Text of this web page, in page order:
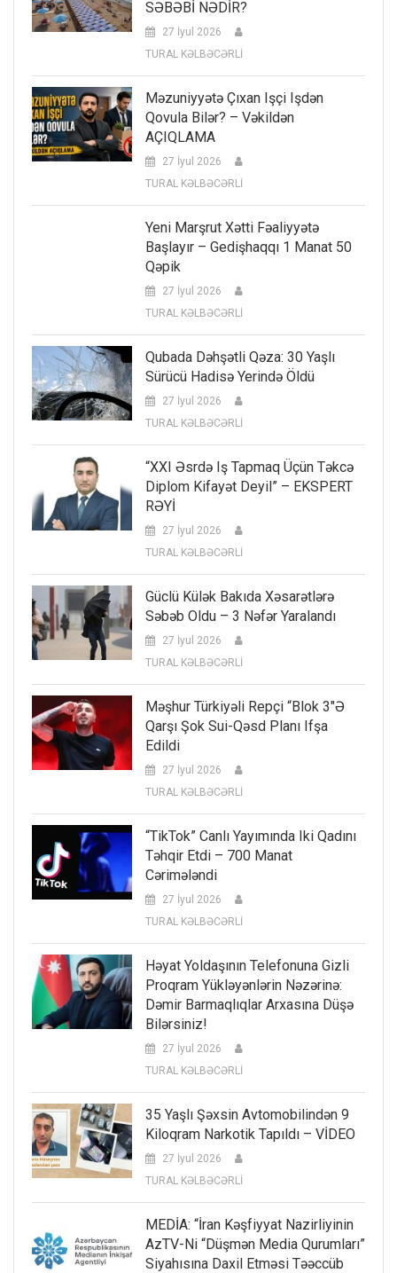
SƏBƏBİ NƏDİR?
27 İyul 2026
TURAL KƏLBƏCƏRLİ
Məzuniyyətə Çıxan Işçi Işdən
Qovula Bilər? – Vəkildən
AÇIQLAMA
27 İyul 2026
TURAL KƏLBƏCƏRLİ
Yeni Marşrut Xətti Fəaliyyətə
Başlayır – Gedişhaqqı 1 Manat 50
Qəpik
27 İyul 2026
TURAL KƏLBƏCƏRLİ
Qubada Dəhşətli Qəza: 30 Yaşlı
Sürücü Hadisə Yerində Öldü
27 İyul 2026
TURAL KƏLBƏCƏRLİ
“XXI Əsrdə Iş Tapmaq Üçün Təkcə
Diplom Kifayət Deyil” – EKSPERT
RƏYİ
27 İyul 2026
TURAL KƏLBƏCƏRLİ
Güclü Külək Bakıda Xəsarətlərə
Səbəb Oldu – 3 Nəfər Yaralandı
27 İyul 2026
TURAL KƏLBƏCƏRLİ
Məşhur Türkiyəli Repçi “Blok 3″ə
Qarşı Şok Sui-Qəsd Planı Ifşa
Edildi
27 İyul 2026
TURAL KƏLBƏCƏRLİ
“TikTok” Canlı Yayımında Iki Qadını
Təhqir Etdi – 700 Manat
Cərimələndi
27 İyul 2026
TURAL KƏLBƏCƏRLİ
Həyat Yoldaşının Telefonuna Gizli
Proqram Yükləyənlərin Nəzərinə:
Dəmir Barmaqlıqlar Arxasına Düşə
Bilərsiniz!
27 İyul 2026
TURAL KƏLBƏCƏRLİ
35 Yaşlı Şəxsin Avtomobilindən 9
Kiloqram Narkotik Tapıldı – VİDEO
27 İyul 2026
TURAL KƏLBƏCƏRLİ
MEDİA: “İran Kəşfiyyat Nazirliyinin
AzTV-Ni “düşmən Media Qurumları”
Siyahısına Daxil Etməsi Təəccüb